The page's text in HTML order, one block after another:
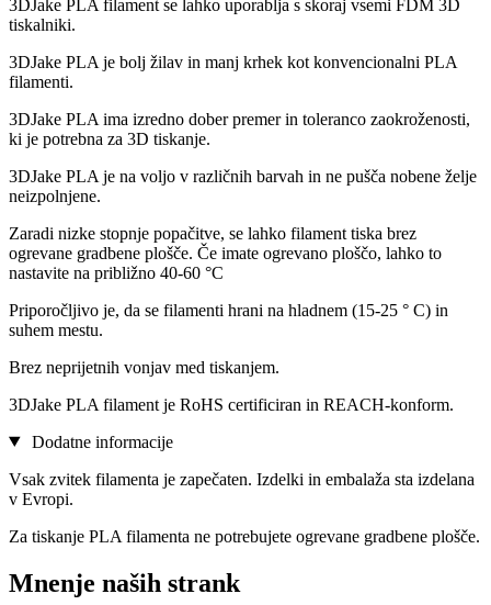
3DJake PLA filament se lahko uporablja s skoraj vsemi FDM 3D
tiskalniki.
3DJake PLA je bolj žilav in manj krhek kot konvencionalni PLA
filamenti.
3DJake PLA ima izredno dober premer in toleranco zaokroženosti,
ki je potrebna za 3D tiskanje.
3DJake PLA je na voljo v različnih barvah in ne pušča nobene želje
neizpolnjene.
Zaradi nizke stopnje popačitve, se lahko filament tiska brez
ogrevane gradbene plošče. Če imate ogrevano ploščo, lahko to
nastavite na približno 40-60 °C
Priporočljivo je, da se filamenti hrani na hladnem (15-25 ° C) in
suhem mestu.
Brez neprijetnih vonjav med tiskanjem.
3DJake PLA filament je RoHS certificiran in REACH-konform.
Dodatne informacije
Vsak zvitek filamenta je zapečaten. Izdelki in embalaža sta izdelana
v Evropi.
Za tiskanje PLA filamenta ne potrebujete ogrevane gradbene plošče.
Mnenje naših strank